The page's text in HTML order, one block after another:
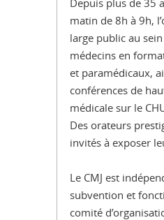
Depuis plus de 35
matin de 8h à 9h,
large public au
médecins en
et paramédicaux,
conférences de
médicale sur le
Des orateurs
invités à exposer
Le CMJ est
subvention et
comité